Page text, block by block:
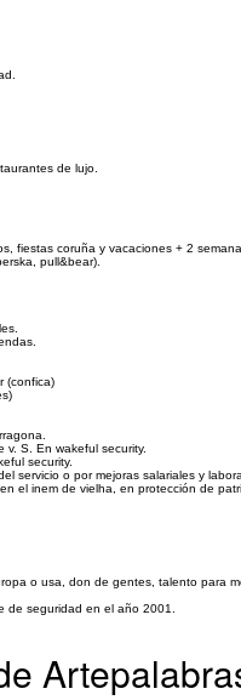
de lujo.
fiestas coruña y vacaciones + 2
pull&bear).
(confica)
v. S. En wakeful security.
security.
servicio o por mejoras salariales y
el inem de vielha, en protección de
o usa, don de gentes, talento para
de seguridad en el año 2001.